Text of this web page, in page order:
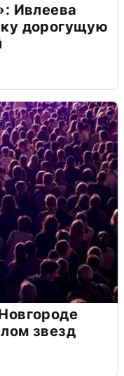
Ивлеева
дорогущую
звезд